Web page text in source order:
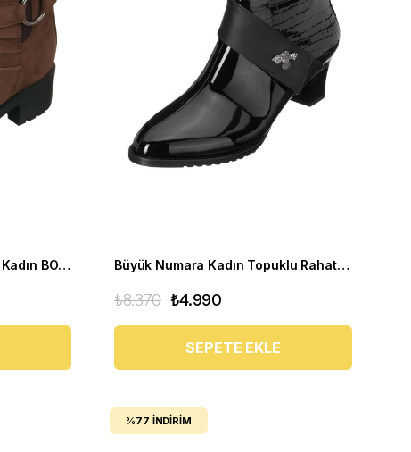
Rahat Kalıp Büyük Numara Kadın BOT Ysm26 Kahve Büyük Numara Kadın Topuklu Rahat Bot KDR1214 siyah
₺4.990
₺8.370
SEPETE EKLE
%77 İNDIRIM